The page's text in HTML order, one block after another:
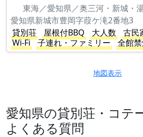
東海／愛知県／奥三河・新城・
愛知県新城市豊岡字葭ケ滝2番地3
貸別荘
屋根付BBQ 大人数 古民
Wi-Fi
子連れ・ファミリー 全館
地図表示
愛知県の貸別荘・コテ
よくある質問